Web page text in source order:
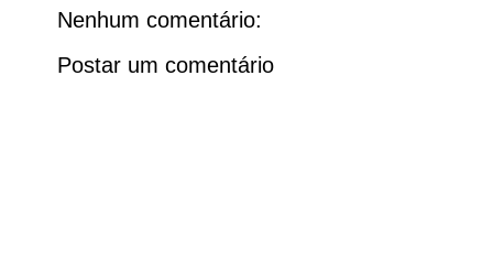
Nenhum comentário:
Postar um comentário